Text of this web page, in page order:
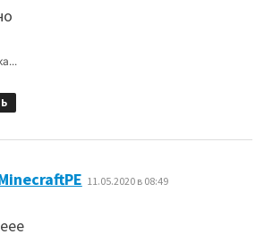
11.05.2020 в 08:49